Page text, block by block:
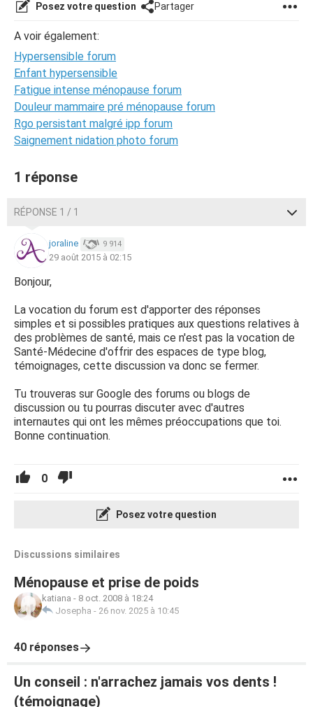
Posez votre question Partager
A voir également:
Hypersensible forum
Enfant hypersensible
Fatigue intense ménopause forum
Douleur mammaire pré ménopause forum
Rgo persistant malgré ipp forum
Saignement nidation photo forum
1 réponse
RÉPONSE 1 / 1
joraline 9 914
29 août 2015 à 02:15
Bonjour,
La vocation du forum est d'apporter des réponses
simples et si possibles pratiques aux questions relatives à
des problèmes de santé, mais ce n'est pas la vocation de
Santé-Médecine d'offrir des espaces de type blog,
témoignages, cette discussion va donc se fermer.
Tu trouveras sur Google des forums ou blogs de
discussion ou tu pourras discuter avec d'autres
internautes qui ont les mêmes préoccupations que toi.
Bonne continuation.
0
Posez votre question
Discussions similaires
Ménopause et prise de poids
katiana - 8 oct. 2008 à 18:24
Josepha - 26 nov. 2025 à 10:45
40 réponses
Un conseil : n'arrachez jamais vos dents !
(témoignage)